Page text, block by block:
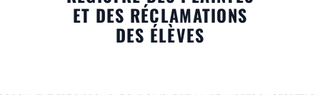
ET DES RÉCLAMATIONS
DES ÉLÈVES